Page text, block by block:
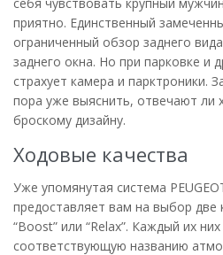
приятно. Единственный
ограниченный обзор заднего
заднего окна. Но при парковке и
страхует камера и парктроники.
пора уже выяснить, отвечают ли
броскому дизайну.
Ходовые качества
Уже упомянутая система
предоставляет вам на выбор две
“Boost” или “Relax”. Каждый их
соответствующую названию